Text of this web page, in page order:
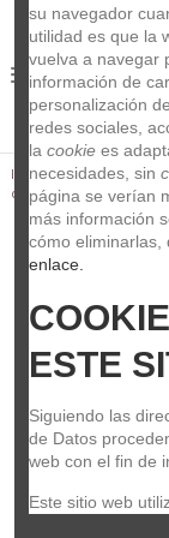
Inicio Sonido
dinamico vintage
su navegador
utilidad es que la
vuelva a navegar
información de
personalización
redes sociales,
la cookie es
necesidades, sin
página se verían
más información
cómo eliminarlas,
enlace.
ESTE
Siguiendo las
de Datos
web con el fin de
Este sitio web